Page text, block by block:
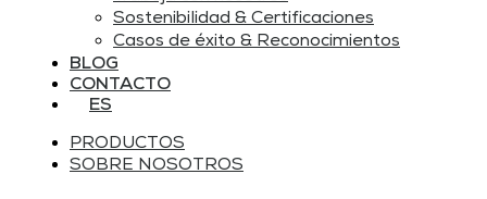
Sostenibilidad & Certificaciones
Casos de éxito & Reconocimientos
BLOG
CONTACTO
ES
PRODUCTOS
SOBRE NOSOTROS